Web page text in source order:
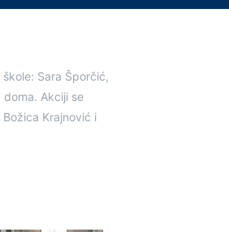
Sara Šporčić,
Akciji se
Krajnović i